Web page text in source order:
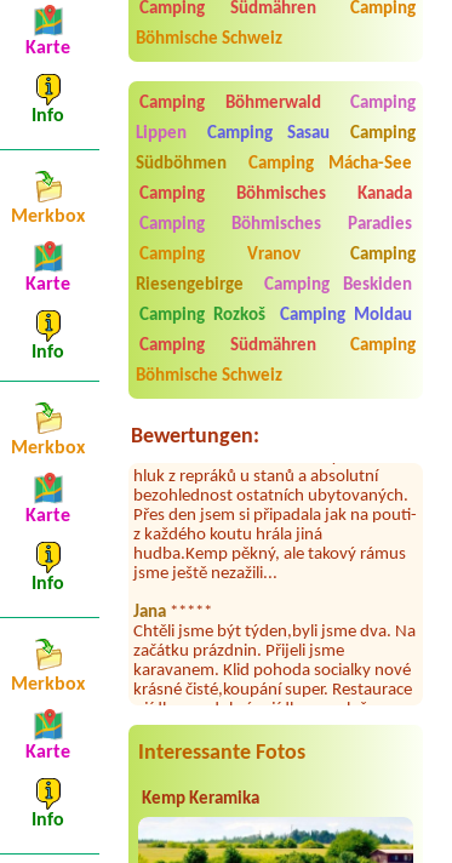
1xtend place1xplace for car ,2
persons
Camping Südmähren
Camping
Böhmische Schweiz
Camping Böhmerwald
Camping
Lippen
Camping Sasau
Camping
Südböhmen
Camping Mácha-See
Camping Böhmisches Kanada
Camping Böhmisches Paradies
Camping Vranov
Camping
Riesengebirge
Camping Beskiden
Camping Rozkoš
Camping Moldau
Camping Südmähren
Camping
Böhmische Schweiz
Bewertungen:
Aneta Melicharová***
2026. Kemp jako takový je pěkný. V
umývárně i na WC bylo vždy čisto,
doplněný papír i utěrky, což při
množství návštěvníků není
samozřejmost. V kempu je obchod a
Co nás ale velice zklamalo byl celodenní
bezohlednost ostatních ubytovaných.
Přes den jsem si připadala jak na pouti-
z každého koutu hrála jiná
hudba.Kemp pěkný, ale takový rámus
jsme ještě nezažili...
Chtěli jsme být týden,byli jsme dva. Na
začátku prázdnin. Přijeli jsme
karavanem. Klid pohoda socialky nové
krásné čisté,koupání super. Restaurace
s jídlem, a dobrým jídlem za slušnou
cenu na dosah, a spoustu možností na
výlety. Veškerý personál se choval
slušně mile. Nám se v kempu líbilo.
Aneta Janíčková
Byli jsme zde s dětmi na 5 nocí,
výborné vybavení kempu, čisto všude.
Výborná káva, mošt i víno a další.Milí
Interessante Fotos
Kemp Keramika
Karte
Info
Merkbox
Karte
Info
Merkbox
Karte
Info
Merkbox
Karte
Info